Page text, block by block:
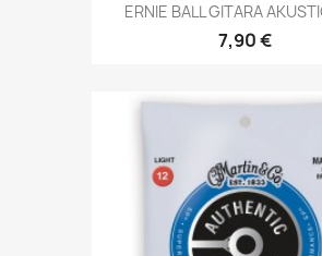
ERNIE BALL GITARA
7,90 €